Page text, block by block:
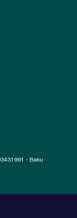
- Baku